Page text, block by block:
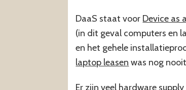
DaaS staat voor Device as
(in dit geval computers en
en het gehele
laptop leasen was nog
Er zijn veel hardware